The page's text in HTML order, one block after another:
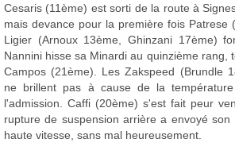
Cesaris (11ème) est sorti de la route à
mais devance pour la première fois Patrese
Ligier (Arnoux 13ème, Ghinzani 17ème)
Nannini hisse sa Minardi au quinzième rang,
Campos (21ème). Les Zakspeed (Brundle
ne brillent pas à cause de la
l'admission. Caffi (20ème) s'est fait peur
rupture de suspension arrière a envoyé
haute vitesse, sans mal heureusement.